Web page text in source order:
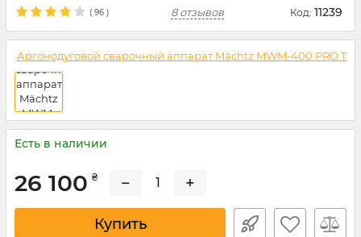
( 96 ) 8 отзывов Код: 11239
Есть в наличии
26 100 ₴ − +
Купить